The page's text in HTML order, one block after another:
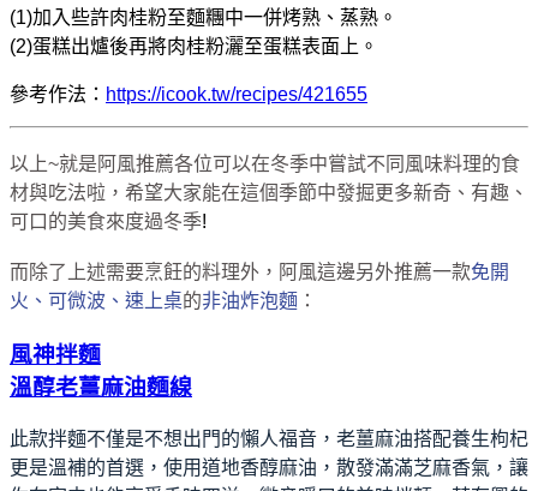
(1)加入些許肉桂粉至麵糰中一併烤熟、蒸熟。
(2)蛋糕出爐後再將肉桂粉灑至蛋糕表面上。
參考作法： https://icook.tw/recipes/421655
以上~就是阿風推薦各位可以在冬季中嘗試不同風味料理的食
材與吃法啦，希望大家能在這個季節中發掘更多新奇、有趣、
可口的美食來度過冬季!
而除了上述需要烹飪的料理外，阿風這邊另外推薦一款免開
火、可微波、速上桌的非油炸泡麵 ：
風神拌麵
溫醇老薑麻油麵線
此款拌麵不僅是不想出門的懶人福音，老薑麻油搭配養生枸杞
更是溫補的首選，使用道地香醇麻油，散發滿滿芝麻香氣，讓